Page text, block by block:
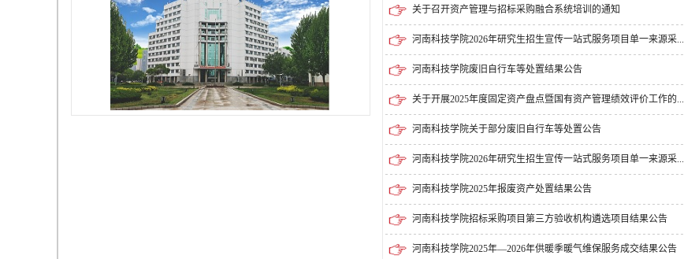
关于召开资产管理与招标采购融合系统培训的通知
河南科技学院2026年研究生招生宣传一站式服务项目单一来源采...
河南科技学院废旧自行车等处置结果公告
关于开展2025年度固定资产盘点暨国有资产管理绩效评价工作的...
河南科技学院关于部分废旧自行车等处置公告
河南科技学院2026年研究生招生宣传一站式服务项目单一来源采...
河南科技学院2025年报废资产处置结果公告
河南科技学院招标采购项目第三方验收机构遴选项目结果公告
河南科技学院2025年—2026年供暖季暖气维保服务成交结果公告